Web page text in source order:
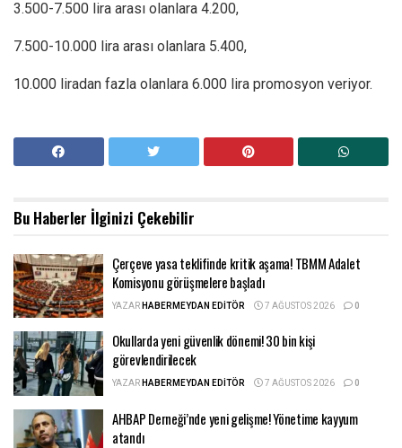
3.500-7.500 lira arası olanlara 4.200,
7.500-10.000 lira arası olanlara 5.400,
10.000 liradan fazla olanlara 6.000 lira promosyon veriyor.
Bu Haberler İlginizi Çekebilir
Çerçeve yasa teklifinde kritik aşama! TBMM Adalet
Komisyonu görüşmelere başladı
YAZARHABERMEYDAN EDITÖR 7 AĞUSTOS 2026 0
Okullarda yeni güvenlik dönemi! 30 bin kişi
görevlendirilecek
YAZARHABERMEYDAN EDITÖR 7 AĞUSTOS 2026 0
AHBAP Derneği’nde yeni gelişme! Yönetime kayyum
atandı